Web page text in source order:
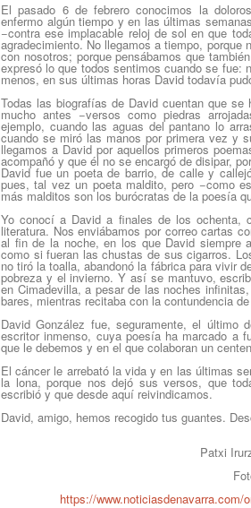
El pasado 6 de febrero conocimos la
enfermo algún tiempo y en las últimas
−contra ese implacable reloj de sol en que
agradecimiento. No llegamos a tiempo,
con nosotros; porque pensábamos que
expresó lo que todos sentimos cuando se fue:
menos, en sus últimas horas David todavía
Todas las biografías de David cuentan que
mucho antes −versos como piedras
ejemplo, cuando las aguas del pantano lo
cuando se miró las manos por primera vez y
llegamos a David por aquellos primeros
acompañó y que él no se encargó de disipar,
David fue un poeta de barrio, de calle y
pues, tal vez un poeta maldito, pero −como
más malditos son los burócratas de la poesía
Yo conocí a David a finales de los ochenta,
literatura. Nos enviábamos por correo cartas
al fin de la noche, en los que David siempre
como si fueran las chustas de sus cigarros.
no tiró la toalla, abandonó la fábrica para vivir
pobreza y el invierno. Y así se mantuvo,
en Cimadevilla, a pesar de las noches
bares, mientras recitaba con la contundencia
David González fue, seguramente, el
escritor inmenso, cuya poesía ha marcado a
que le debemos y en el que colaboran un
El cáncer le arrebató la vida y en las últimas
la lona, porque nos dejó sus versos, que
escribió y que desde aquí reivindicamos.
David, amigo, hemos recogido tus guantes.
Patxi
https://www.noticiasdenavarra.com/